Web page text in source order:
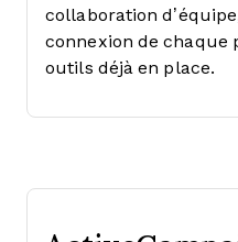
collaboration
connexion de chaque
outils déjà en place.